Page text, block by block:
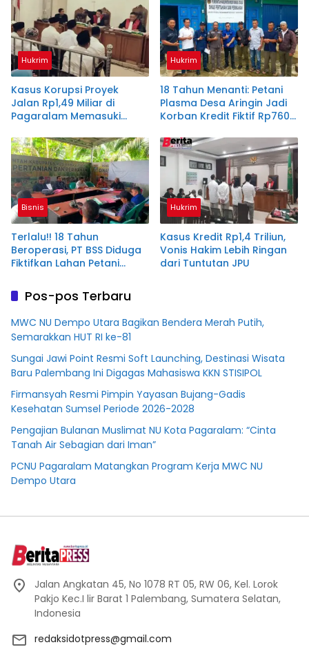
Hukrim
Kasus Korupsi Proyek
Jalan Rp1,49 Miliar di
Pagaralam Memasuki
Terdakwa Dituntut 2,5
Tahun Penjara
Hukrim
18 Tahun Menanti: Petani
Plasma Desa Aringin Jadi
Korban Kredit Fiktif Rp760
Bisnis
Terlalu!! 18 Tahun
Beroperasi, PT BSS Diduga
Fiktifkan Lahan Petani
Hukrim
Kasus Kredit Rp1,4 Triliun,
Vonis Hakim Lebih Ringan
dari Tuntutan JPU
Pos-pos Terbaru
MWC NU Dempo Utara Bagikan Bendera Merah Putih,
Semarakkan HUT RI ke-81
Sungai Jawi Point Resmi Soft Launching, Destinasi Wisata
Baru Palembang Ini Digagas Mahasiswa KKN STISIPOL
Firmansyah Resmi Pimpin Yayasan Bujang-Gadis
Kesehatan Sumsel Periode 2026-2028
Pengajian Bulanan Muslimat NU Kota Pagaralam: “Cinta
Tanah Air Sebagian dari Iman”
PCNU Pagaralam Matangkan Program Kerja MWC NU
Dempo Utara
Jalan Angkatan 45, No 1078 RT 05, RW 06, Kel. Lorok
Pakjo Kec.I lir Barat 1 Palembang, Sumatera Selatan,
Indonesia
redaksidotpress@gmail.com